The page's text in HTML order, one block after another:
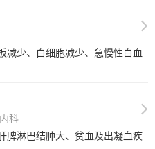
减少、白细胞减少、急慢性白血
科
脾淋巴结肿大、贫血及出凝血疾